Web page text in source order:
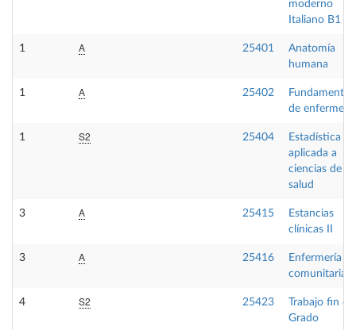
moderno
Italiano B1
1 A 25401
Anatomía
humana
1 A 25402
Fundamentos
de enfermería
1 S2 25404
Estadística
aplicada a
ciencias de la
salud
3 A 25415
Estancias
clínicas II
3 A 25416
Enfermería
comunitaria II
4 S2 25423
Trabajo fin de
Grado